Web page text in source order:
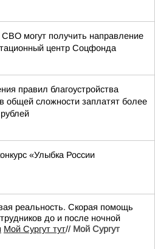
СВО могут получить направление
центр Соцфонда
правил благоустройства
в общей сложности заплатят более
«Улыбка России
реальность. Скорая помощь
до и после ночной
Мой Сургут тут// Мой Сургут